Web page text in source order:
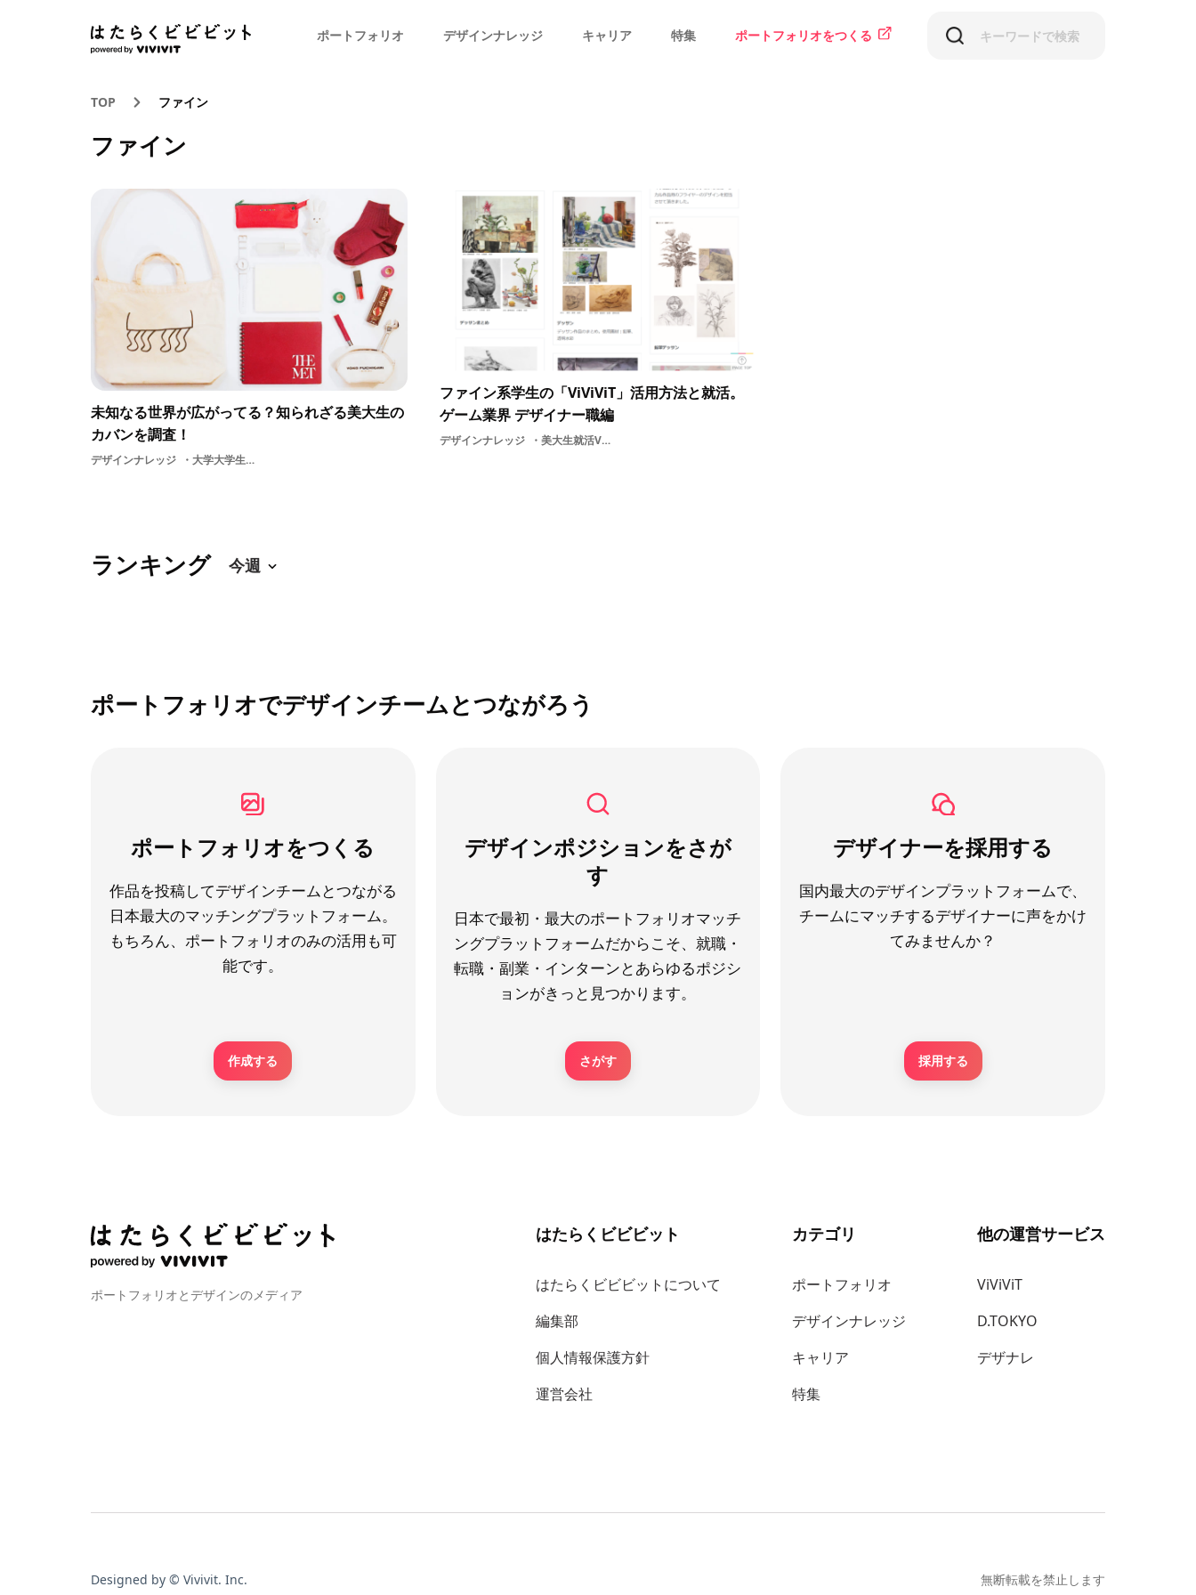
ポートフォリオ デザインナレッジ キャリア 特集 ポートフォリオをつくる
TOP ファイン
ファイン
未知なる世界が広がってる？知られざる美大生の
カバンを調査！
デザインナレッジ 大学大学生美大生学生デザイン武蔵野美術大学美大生のカバン美大美術かばん芸術リュックサック課外活動ファイン受験生多摩美術大学
ファイン系学生の「ViViViT」活用方法と就活。
ゲーム業界 デザイナー職編
デザインナレッジ 美大生就活ViViViT活用方法ファイン内定支援活用法
ランキング
ポートフォリオでデザインチームとつながろう
ポートフォリオをつくる
作品を投稿してデザインチームとつながる
日本最大のマッチングプラットフォーム。
もちろん、ポートフォリオのみの活用も可
能です。
作成する
デザインポジションをさが
す
日本で最初・最大のポートフォリオマッチ
ングプラットフォームだからこそ、就職・
転職・副業・インターンとあらゆるポジシ
ョンがきっと見つかります。
さがす
デザイナーを採用する
国内最大のデザインプラットフォームで、
チームにマッチするデザイナーに声をかけ
てみませんか？
採用する
ポートフォリオとデザインのメディア
はたらくビビビット
はたらくビビビットについて
編集部
個人情報保護方針
運営会社
カテゴリ
ポートフォリオ
デザインナレッジ
キャリア
特集
他の運営サービス
ViViViT
D.TOKYO
デザナレ
Designed by © Vivivit. Inc. 無断転載を禁止します